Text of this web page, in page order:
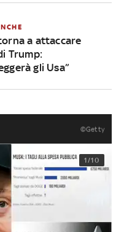
a attaccare
Trump:
gli Usa”
©Getty
1/10